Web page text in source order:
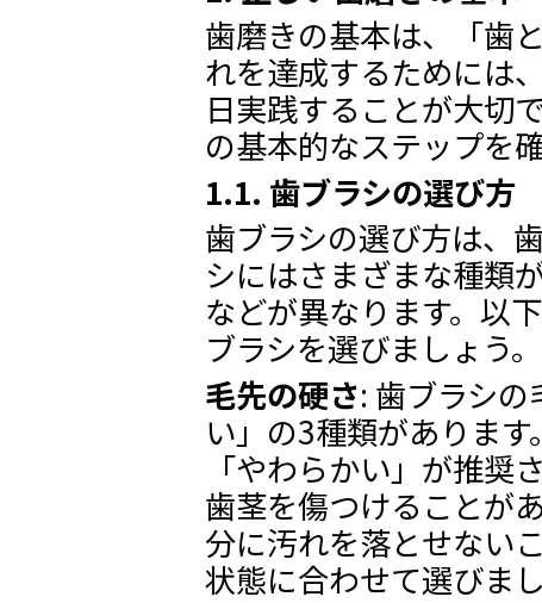
歯磨きの基本は、「歯
れを達成するためには
日実践することが大切
の基本的なステップを
1.1. 歯ブラシの選び方
歯ブラシの選び方は、
シにはさまざまな種類
などが異なります。以
ブラシを選びましょう。
毛先の硬さ: 歯ブラシ
い」の3種類がありま
「やわらかい」が推奨
歯茎を傷つけることが
分に汚れを落とせない
状態に合わせて選びまし